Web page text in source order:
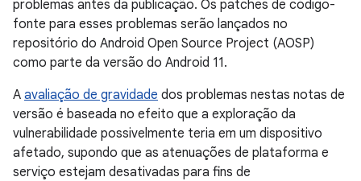
problemas antes da publicação. Os patches de código-
fonte para esses problemas serão lançados no
repositório do Android Open Source Project (AOSP)
como parte da versão do Android 11.
A avaliação de gravidade dos problemas nestas notas de
versão é baseada no efeito que a exploração da
vulnerabilidade possivelmente teria em um dispositivo
afetado, supondo que as atenuações de plataforma e
serviço estejam desativadas para fins de